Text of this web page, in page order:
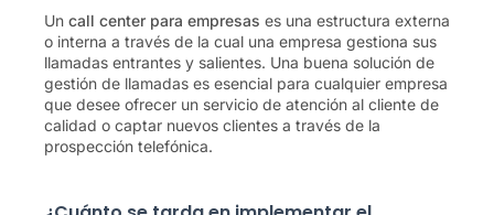
Un call center para empresas es una estructura externa
o interna a través de la cual una empresa gestiona sus
llamadas entrantes y salientes. Una buena solución de
gestión de llamadas es esencial para cualquier empresa
que desee ofrecer un servicio de atención al cliente de
calidad o captar nuevos clientes a través de la
prospección telefónica.